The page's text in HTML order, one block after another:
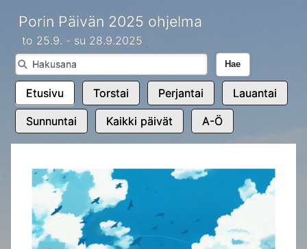
Porin Päivän 2025 ohjelma
to 25.9. - su 28.9.2025
Hae
Etusivu Torstai Perjantai Lauantai
Sunnuntai Kaikki päivät A-Ö